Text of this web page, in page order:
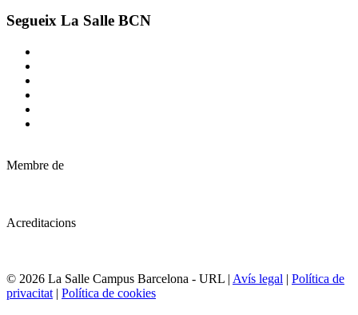
Segueix La Salle BCN
Membre de
Acreditacions
© 2026 La Salle Campus Barcelona - URL | Avís legal | Política de
privacitat | Política de cookies